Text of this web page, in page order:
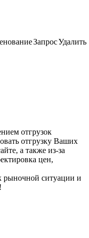
ЗапросУдалить
отгрузок
отгрузку Ваших
а также из-за
цен,
рыночной ситуации и